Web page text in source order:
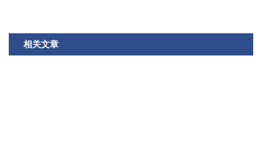
相关文章